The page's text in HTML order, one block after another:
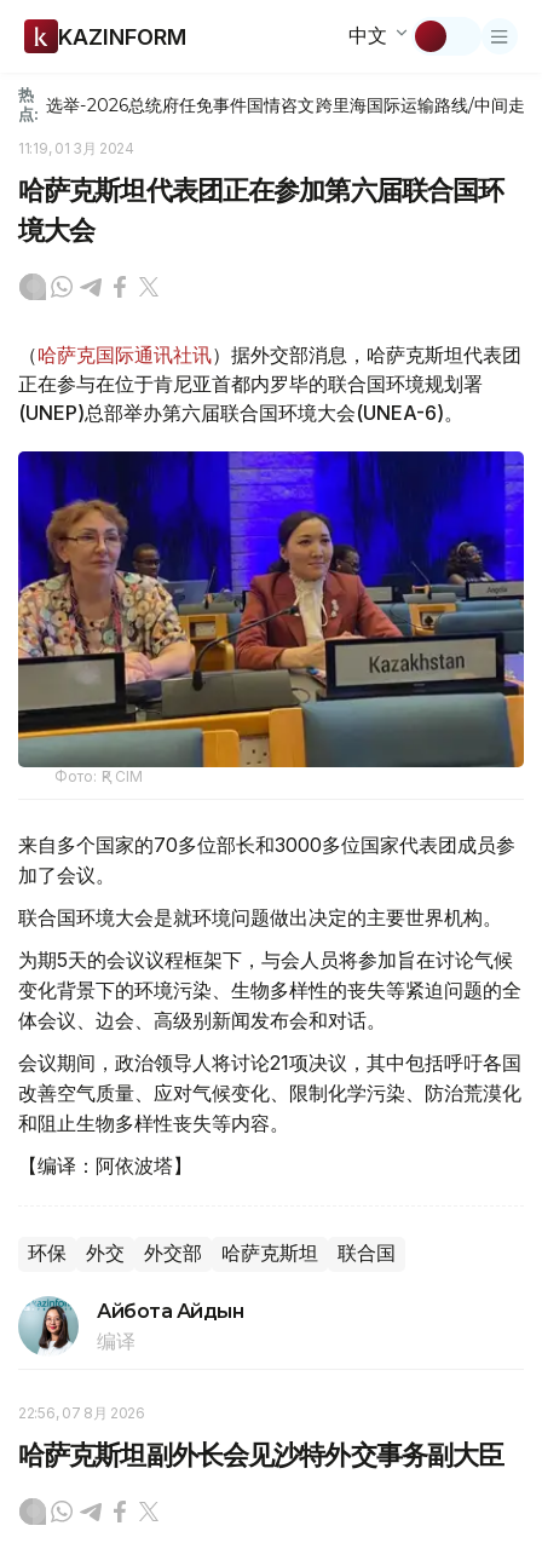
KAZINFORM 中文
热
点: 选举-2026总统府任免事件国情咨文跨里海国际运输路线/中间走廊
11:19, 01 3月 2024
哈萨克斯坦代表团正在参加第六届联合国环
境大会
（哈萨克国际通讯社讯）据外交部消息，哈萨克斯坦代表团
正在参与在位于肯尼亚首都内罗毕的联合国环境规划署
(UNEP)总部举办第六届联合国环境大会(UNEA-6)。
Фото: ҚР СІМ
来自多个国家的70多位部长和3000多位国家代表团成员参
加了会议。
联合国环境大会是就环境问题做出决定的主要世界机构。
为期5天的会议议程框架下，与会人员将参加旨在讨论气候
变化背景下的环境污染、生物多样性的丧失等紧迫问题的全
体会议、边会、高级别新闻发布会和对话。
会议期间，政治领导人将讨论21项决议，其中包括呼吁各国
改善空气质量、应对气候变化、限制化学污染、防治荒漠化
和阻止生物多样性丧失等内容。
【编译：阿依波塔】
环保 外交 外交部 哈萨克斯坦 联合国
Айбота Айдын
编译
22:56, 07 8月 2026
哈萨克斯坦副外长会见沙特外交事务副大臣